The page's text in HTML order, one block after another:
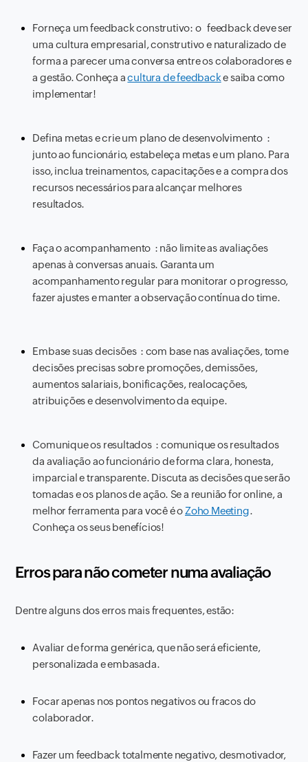
Forneça um feedback construtivo: o feedback deve ser
uma cultura empresarial, construtivo e naturalizado de
forma a parecer uma conversa entre os colaboradores e
a gestão. Conheça acultura de feedbacke saiba como
implementar!
Defina metas e crie um plano de desenvolvimento :
junto ao funcionário, estabeleça metas e um plano. Para
isso, inclua treinamentos, capacitações e a compra dos
recursos necessários para alcançar melhores
resultados.
Faça o acompanhamento : não limite as avaliações
apenas à conversas anuais. Garanta um
acompanhamento regular para monitorar o progresso,
fazer ajustes e manter a observação contínua do time.
Embase suas decisões : com base nas avaliações, tome
decisões precisas sobre promoções, demissões,
aumentos salariais, bonificações, realocações,
atribuições e desenvolvimento da equipe.
Comunique os resultados : comunique os resultados
da avaliação ao funcionário de forma clara, honesta,
imparcial e transparente. Discuta as decisões que serão
tomadas e os planos de ação. Se a reunião for online, a
melhor ferramenta para você é o Zoho Meeting.
Conheça os seus benefícios!
Erros para não cometer numa avaliação
Dentre alguns dos erros mais frequentes, estão:
Avaliar de forma genérica, que não será eficiente,
personalizada e embasada.
Focar apenas nos pontos negativos ou fracos do
colaborador.
Fazer um feedback totalmente negativo, desmotivador,